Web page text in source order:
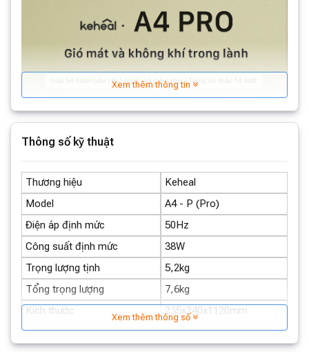
Xem thêm thông tin
Thông số kỹ thuật
Thương hiệu
Keheal
Model
A4 - P (Pro)
Điện áp định mức
50Hz
Công suất định mức
38W
Trọng lượng tịnh
5,2kg
Tổng trọng lượng
7,6kg
Kích thước
235x240x1120mm
Xem thêm thông số